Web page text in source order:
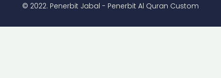
© 2022. Penerbit Jabal - Penerbit Al Quran Custom